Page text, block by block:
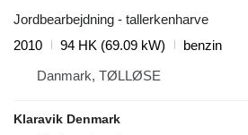
Jordbearbejdning - tallerkenharve
2010
94 HK (69.09 kW)
benzin
Danmark, TØLLØSE
Klaravik Denmark